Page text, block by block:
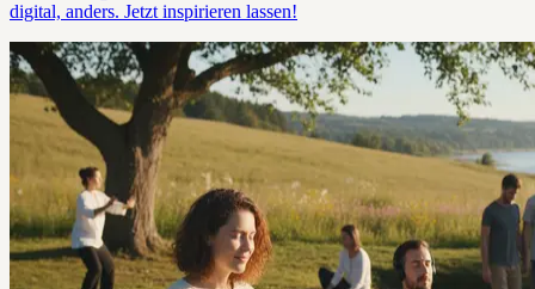
digital, anders. Jetzt inspirieren lassen!